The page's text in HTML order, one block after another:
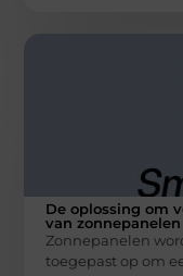
De oplossing om
van zonnepanelen
Zonnepanelen
toegepast op om